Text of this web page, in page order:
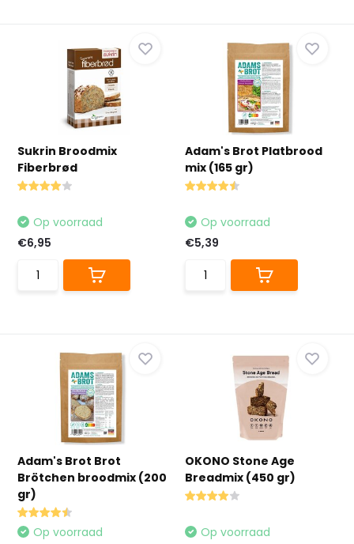
Sukrin Broodmix
Fiberbrød
Op voorraad
€6,95
Adam's Brot Platbrood
mix (165 gr)
Op voorraad
€5,39
Adam's Brot Brot
Brötchen broodmix (200
gr)
Op voorraad
OKONO Stone Age
Breadmix (450 gr)
Op voorraad